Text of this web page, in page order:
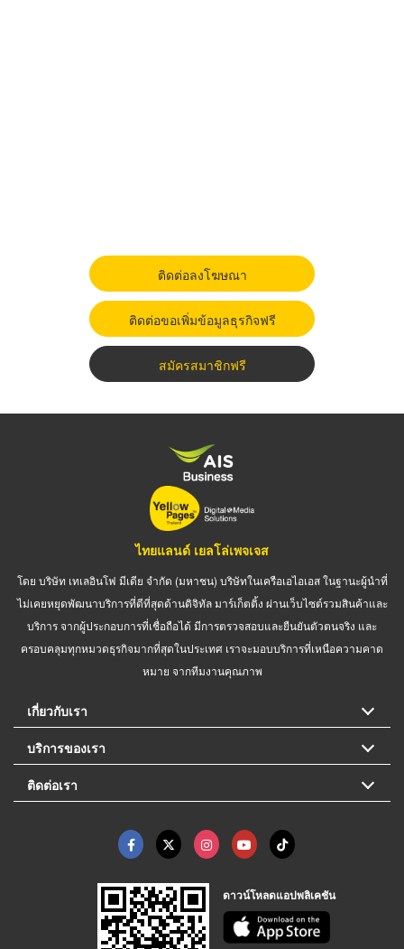
ติดต่อลงโฆษณา
ติดต่อขอเพิ่มข้อมูลธุรกิจฟรี
สมัครสมาชิกฟรี
ไทยแลนด์ เยลโล่เพจเจส
โดย บริษัท เทเลอินโฟ มีเดีย จำกัด (มหาชน) บริษัทในเครือเอไอเอส ในฐานะผู้นำที่
ไม่เคยหยุดพัฒนาบริการที่ดีที่สุดด้านดิจิทัล มาร์เก็ตติ้ง ผ่านเว็บไซต์รวมสินค้าและ
บริการ จากผู้ประกอบการที่เชื่อถือได้ มีการตรวจสอบและยืนยันตัวตนจริง และ
ครอบคลุมทุกหมวดธุรกิจมากที่สุดในประเทศ เราจะมอบบริการที่เหนือความคาด
หมาย จากทีมงานคุณภาพ
เกี่ยวกับเรา
บริการของเรา
ติดต่อเรา
ดาวน์โหลดแอปพลิเคชัน